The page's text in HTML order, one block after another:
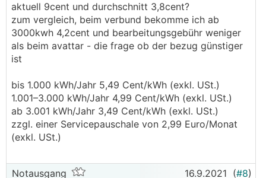
aktuell 9cent und durchschnitt 3,8cent?
zum vergleich, beim verbund bekomme ich ab
3000kwh 4,2cent und bearbeitungsgebühr weniger
als beim avattar - die frage ob der bezug günstiger
ist
bis 1.000 kWh/Jahr 5,49 Cent/kWh (exkl. USt.)
1.001–3.000 kWh/Jahr 4,99 Cent/kWh (exkl. USt.)
ab 3.001 kWh/Jahr 3,49 Cent/kWh (exkl. USt.)
zzgl. einer Servicepauschale von 2,99 Euro/Monat
(exkl. USt.)
Notausgang 16.9.2021 (#8)